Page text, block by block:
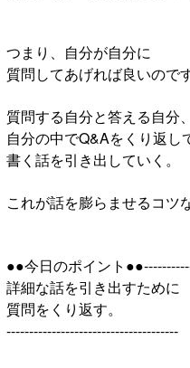
つまり、自分が自分に
質問してあげれば良いのです
質問する自分と答える自分、
自分の中でQ&Aをくり返し
書く話を引き出していく。
これが話を膨らませるコツ
●●今日のポイント
詳細な話を引き出すために
質問をくり返す。
--------------------------------------